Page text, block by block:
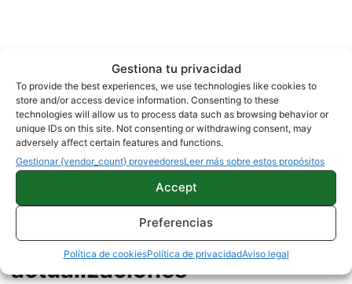
Gestiona tu privacidad
To provide the best experiences, we use technologies like cookies to
store and/or access device information. Consenting to these
technologies will allow us to process data such as browsing behavior or
unique IDs on this site. Not consenting or withdrawing consent, may
adversely affect certain features and functions.
Gestionar {vendor_count} proveedoresLeer más sobre estos propósitos
Accept
Preferencias
Política de cookiesPolítica de privacidadAviso legal
Samsung a la cabeza de las
actualizaciones